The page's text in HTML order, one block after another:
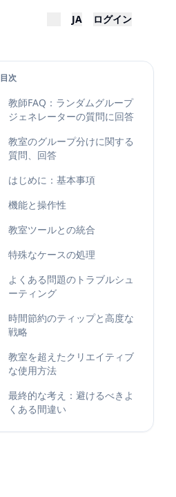
JA ログイン
目次
教師FAQ：ランダムグループ
ジェネレーターの質問に回答
教室のグループ分けに関する
質問、回答
はじめに：基本事項
機能と操作性
教室ツールとの統合
特殊なケースの処理
よくある問題のトラブルシュ
ーティング
時間節約のティップと高度な
戦略
教室を超えたクリエイティブ
な使用方法
最終的な考え：避けるべきよ
くある間違い